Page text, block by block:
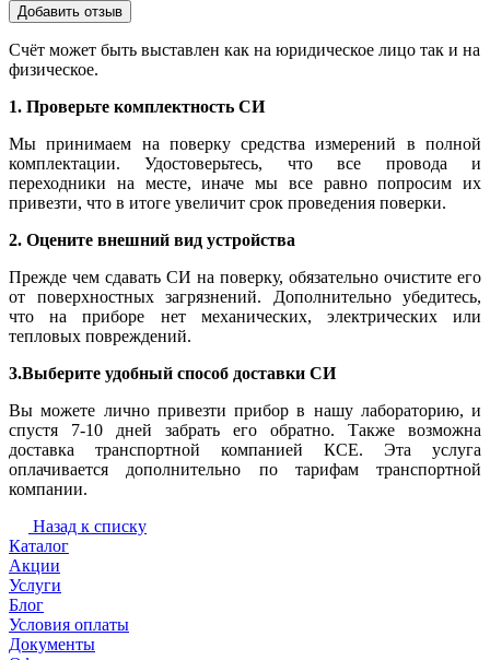
Добавить отзыв
Счёт может быть выставлен как на юридическое лицо так и на
физическое.
1. Проверьте комплектность СИ
Мы принимаем на поверку средства измерений в полной
комплектации. Удостоверьтесь, что все провода и
переходники на месте, иначе мы все равно попросим их
привезти, что в итоге увеличит срок проведения поверки.
2. Оцените внешний вид устройства
Прежде чем сдавать СИ на поверку, обязательно очистите его
от поверхностных загрязнений. Дополнительно убедитесь,
что на приборе нет механических, электрических или
тепловых повреждений.
3.Выберите удобный способ доставки СИ
Вы можете лично привезти прибор в нашу лабораторию, и
спустя 7-10 дней забрать его обратно. Также возможна
доставка транспортной компанией КСЕ. Эта услуга
оплачивается дополнительно по тарифам транспортной
компании.
Назад к списку
Каталог
Акции
Услуги
Блог
Условия оплаты
Документы